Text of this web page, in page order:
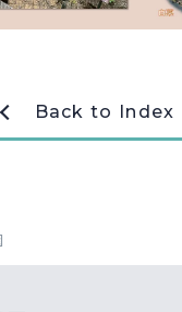
Back to Index